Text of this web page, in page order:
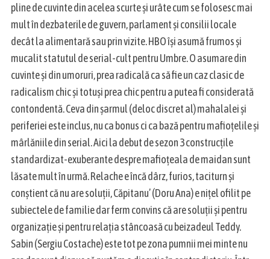
pline de cuvinte din acelea scurte și urâte cum se folosesc mai
mult în dezbaterile de guvern, parlament și consilii locale
decât la alimentară sau prin vizite. HBO își asumă frumos și
mucalit statutul de serial-cult pentru Umbre. O asumare din
cuvinte și din umoruri, prea radicală ca să fie un caz clasic de
radicalism chic și totuși prea chic pentru a putea fi considerată
contondentă. Ceva din șarmul (deloc discret al) mahalalei și
periferiei este inclus, nu ca bonus ci ca bază pentru mafioțelile și
mârlăniile din serial. Aici la debut de sezon 3 construcțile
standardizat-exuberante despre mafioțeala de maidan sunt
lăsate mult în urmă. Relache e încă dârz, furios, taciturn și
conștient că nu are soluții, Căpitanu’ (Doru Ana) e nițel ofilit pe
subiectele de familie dar ferm convins că are soluții și pentru
organizație și pentru relația stâncoasă cu beizadeul Teddy.
Sabin (Sergiu Costache) este tot pe zona pumnii mei minte nu